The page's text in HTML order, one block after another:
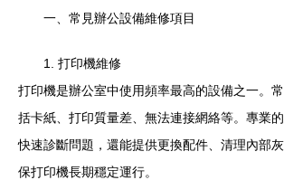
一、常見辦公設備維修項目
1. 打印機維修
打印機是辦公室中使用頻率最高的設備之一。
括卡紙、打印質量差、無法連接網絡等。專業
快速診斷問題，還能提供更換配件、清理內部
保打印機長期穩定運行。